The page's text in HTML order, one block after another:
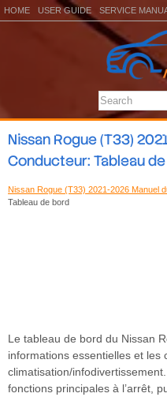
HOME USER GUIDE SERVICE
Nissan Rogue (T33)
Conducteur: Tableau
Nissan Rogue (T33) 2021-2026 Manuel
Tableau de bord
Le tableau de bord du Nissan
informations essentielles et les
climatisation/
fonctions principales à l’arrêt,